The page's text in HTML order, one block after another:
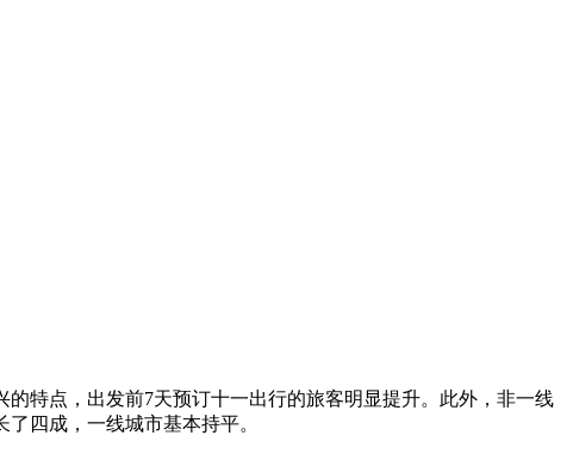
特点，出发前7天预订十一出行的旅客明显提升。此外，非一线
四成，一线城市基本持平。